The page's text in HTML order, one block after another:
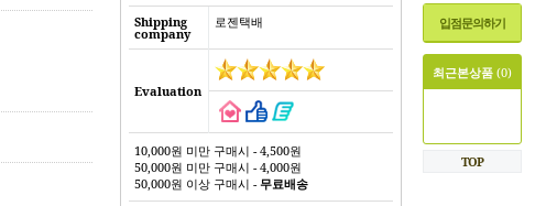
Shipping
company
로젠택배
Evaluation
10,000원 미만 구매시 - 4,500원
50,000원 미만 구매시 - 4,000원
50,000원 이상 구매시 -무료배송
입점문의하기
최근본상품 (0)
TOP